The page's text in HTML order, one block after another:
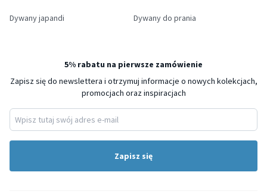
Dywany japandi Dywany do prania
5% rabatu na pierwsze zamówienie
Zapisz się do newslettera i otrzymuj informacje o nowych kolekcjach,
promocjach oraz inspiracjach
Zapisz się